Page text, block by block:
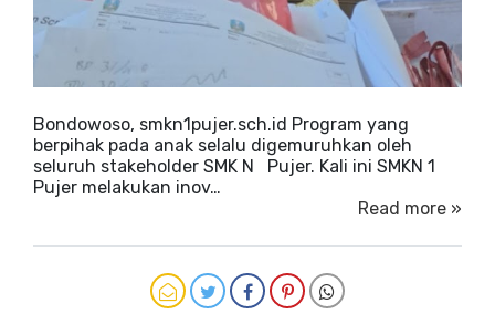
Bondowoso, smkn1pujer.sch.id Program yang
berpihak pada anak selalu digemuruhkan oleh
seluruh stakeholder SMK N Pujer. Kali ini SMKN 1
Pujer melakukan inov…
Read more »